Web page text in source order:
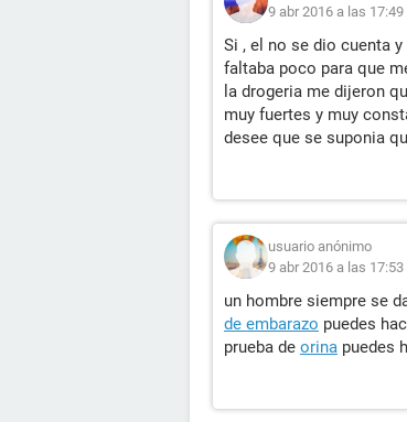
9 abr 2016 a las 17:49
Si , el no se dio cuenta
faltaba poco para que
la drogeria me dijeron
muy fuertes y muy
desee que se suponia
usuario anónimo
9 abr 2016 a las 17:53
un hombre siempre se
de embarazo puedes
prueba de orina puedes